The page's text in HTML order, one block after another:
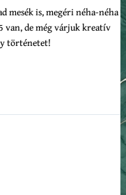
mesék is, megéri néha-néha
van, de még várjuk kreatív
történetet!